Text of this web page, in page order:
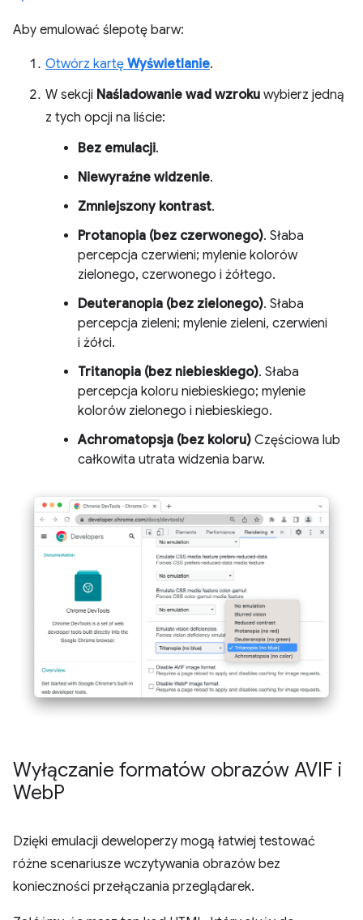
Aby emulować ślepotę barw:
Otwórz kartę Wyświetlanie.
W sekcji Naśladowanie wad wzroku wybierz jedną
z tych opcji na liście:
Bez emulacji.
Niewyraźne widzenie.
Zmniejszony kontrast.
Protanopia (bez czerwonego). Słaba
percepcja czerwieni; mylenie kolorów
zielonego, czerwonego i żółtego.
Deuteranopia (bez zielonego). Słaba
percepcja zieleni; mylenie zieleni, czerwieni
i żółci.
Tritanopia (bez niebieskiego). Słaba
percepcja koloru niebieskiego; mylenie
kolorów zielonego i niebieskiego.
Achromatopsja (bez koloru) Częściowa lub
całkowita utrata widzenia barw.
Wyłączanie formatów obrazów AVIF i
WebP
Dzięki emulacji deweloperzy mogą łatwiej testować
różne scenariusze wczytywania obrazów bez
konieczności przełączania przeglądarek.